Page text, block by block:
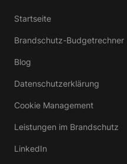
Startseite
Brandschutz-Budgetrechner
Blog
Datenschutzerklärung
Cookie Management
Leistungen im Brandschutz
LinkedIn